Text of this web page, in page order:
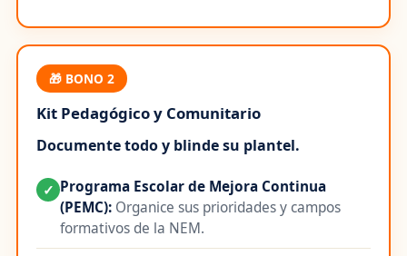
🎁 BONO 2
Kit Pedagógico y Comunitario
Documente todo y blinde su plantel.
✓ Programa Escolar de Mejora Continua
(PEMC): Organice sus prioridades y campos
formativos de la NEM.